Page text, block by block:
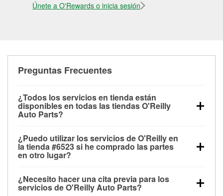
Únete a O'Rewards o inicia sesión
Preguntas Frecuentes
¿Todos los servicios en tienda están
disponibles en todas las tiendas O'Reilly
Auto Parts?
las pruebas de batería, pruebas de alternador y
motor de arranque, revisión de la luz “Check Engine”
con O'Reilly VeriScan® e instalación de
limpiaparabrisas o bombillas, están disponibles en
todas las tiendas O'Reilly Auto Parts. La tienda
¿Puedo utilizar los servicios de O'Reilly en
la tienda #6523 si he comprado las partes
en otro lugar?
de O'Reilly Auto Parts que estén disponibles en la
¿Necesito hacer una cita previa para los
servicios de O'Reilly Auto Parts?